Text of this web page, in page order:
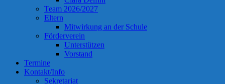
Team 2026/2027
Eltern
Mitwirkung an der Schule
Förderverein
Unterstützen
Vorstand
Termine
Kontakt/Info
Sekretariat